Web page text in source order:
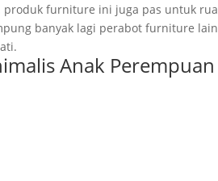
furniture ini juga pas untuk
banyak lagi perabot furniture
Anak Perempuan